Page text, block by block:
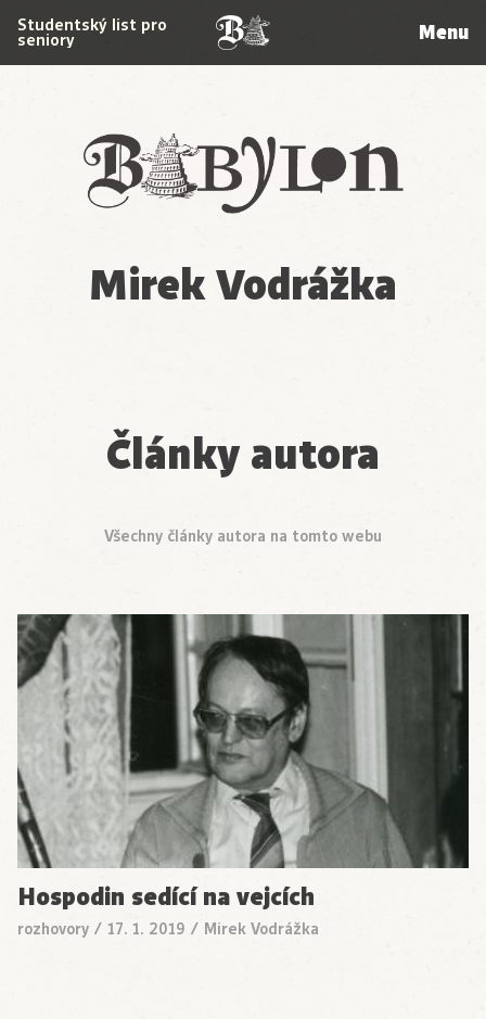
Babylon
Studentský list pro
seniory Menu
Mirek Vodrážka
Články autora
Všechny články autora na tomto webu
Hospodin sedící na vejcích
rozhovory / 17. 1. 2019 / Mirek Vodrážka